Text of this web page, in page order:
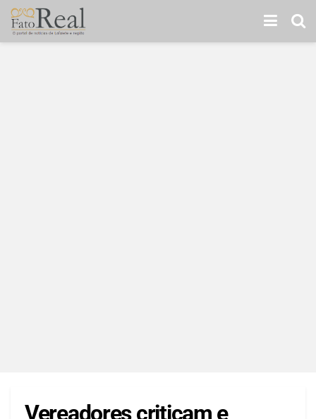
Vereadores criticam e